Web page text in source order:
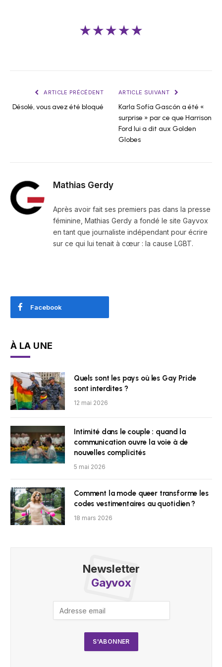
★★★★★
ARTICLE PRÉCÉDENT
Désolé, vous avez été bloqué
ARTICLE SUIVANT
Karla Sofía Gascón a été «
surprise » par ce que Harrison
Ford lui a dit aux Golden
Globes
Mathias Gerdy
Après avoir fait ses premiers pas dans la presse
féminine, Mathias Gerdy a fondé le site Gayvox
en tant que journaliste indépendant pour écrire
sur ce qui lui tenait à cœur : la cause LGBT.
Facebook
À LA UNE
Quels sont les pays où les Gay Pride
sont interdites ?
12 mai 2026
Intimité dans le couple : quand la
communication ouvre la voie à de
nouvelles complicités
5 mai 2026
Comment la mode queer transforme les
codes vestimentaires au quotidien ?
18 mars 2026
Newsletter
Gayvox